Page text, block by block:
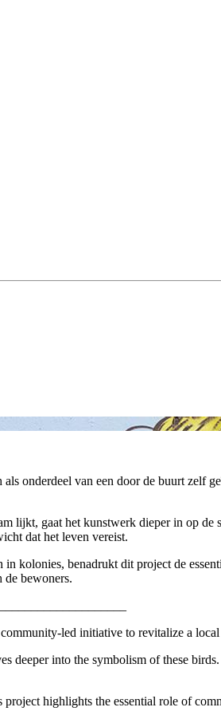
onderdeel van een door de buurt zelf
lijkt, gaat het kunstwerk dieper in op
dat het leven vereist.
kolonies, benadrukt dit project de
de bewoners.
led initiative to revitalize a
into the symbolism of these
highlights the essential role of